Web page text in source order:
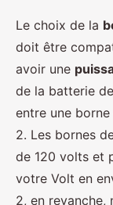
Le choix de la
doit être
avoir une
de la batterie
entre une
2. Les bornes
de 120 volts et
votre Volt en
2, en revanche,